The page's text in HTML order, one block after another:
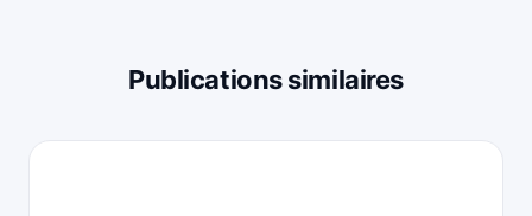
Publications similaires